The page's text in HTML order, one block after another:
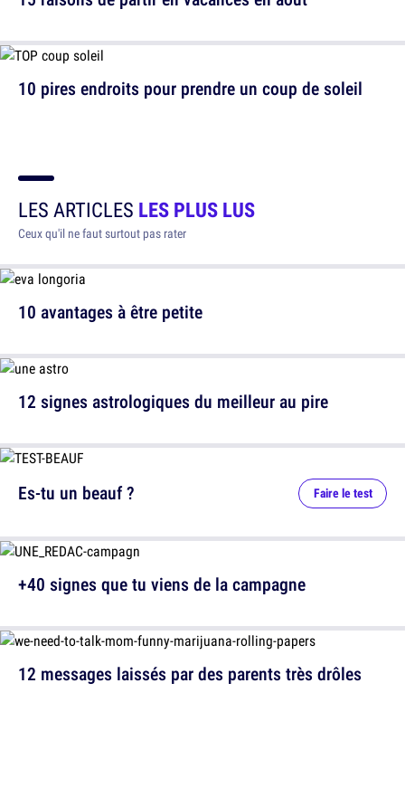
10 pires endroits pour prendre un coup de soleil
LES ARTICLES LES PLUS LUS
Ceux qu'il ne faut surtout pas rater
10 avantages à être petite
12 signes astrologiques du meilleur au pire
12 messages laissés par des parents très drôles
Es-tu un beauf ? Faire le test
+40 signes que tu viens de la campagne